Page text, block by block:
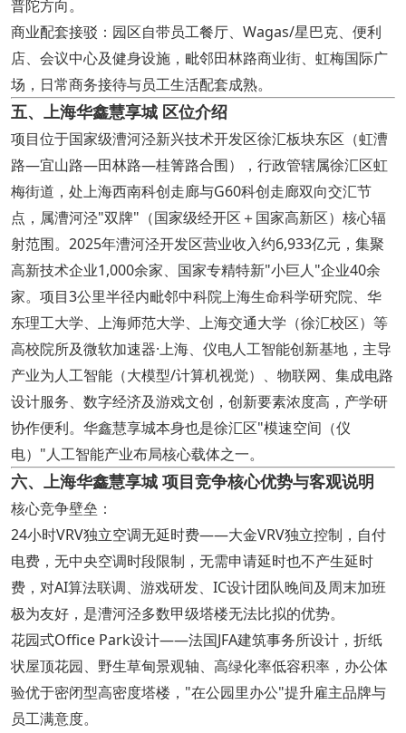
普陀方向。
商业配套接驳：园区自带员工餐厅、Wagas/星巴克、便利
店、会议中心及健身设施，毗邻田林路商业街、虹梅国际广
场，日常商务接待与员工生活配套成熟。
五、上海华鑫慧享城 区位介绍
项目位于国家级漕河泾新兴技术开发区徐汇板块东区（虹漕
路—宜山路—田林路—桂箐路合围），行政管辖属徐汇区虹
梅街道，处上海西南科创走廊与G60科创走廊双向交汇节
点，属漕河泾"双牌"（国家级经开区＋国家高新区）核心辐
射范围。2025年漕河泾开发区营业收入约6,933亿元，集聚
高新技术企业1,000余家、国家专精特新"小巨人"企业40余
家。项目3公里半径内毗邻中科院上海生命科学研究院、华
东理工大学、上海师范大学、上海交通大学（徐汇校区）等
高校院所及微软加速器·上海、仪电人工智能创新基地，主导
产业为人工智能（大模型/计算机视觉）、物联网、集成电路
设计服务、数字经济及游戏文创，创新要素浓度高，产学研
协作便利。华鑫慧享城本身也是徐汇区"模速空间（仪
电）"人工智能产业布局核心载体之一。
六、上海华鑫慧享城 项目竞争核心优势与客观说明
核心竞争壁垒：
24小时VRV独立空调无延时费——大金VRV独立控制，自付
电费，无中央空调时段限制，无需申请延时也不产生延时
费，对AI算法联调、游戏研发、IC设计团队晚间及周末加班
极为友好，是漕河泾多数甲级塔楼无法比拟的优势。
花园式Office Park设计——法国JFA建筑事务所设计，折纸
状屋顶花园、野生草甸景观轴、高绿化率低容积率，办公体
验优于密闭型高密度塔楼，"在公园里办公"提升雇主品牌与
员工满意度。